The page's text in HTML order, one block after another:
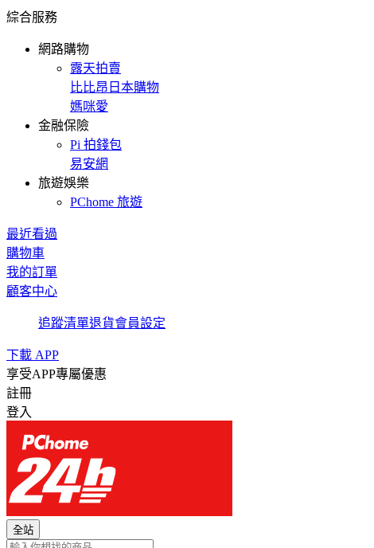
綜合服務
網路購物
露天拍賣
比比昂日本購物
媽咪愛
金融保險
Pi 拍錢包
易安網
旅遊娛樂
PChome 旅遊
最近看過
購物車
我的訂單
顧客中心
追蹤清單退貨會員設定
下載 APP
享受APP專屬優惠
註冊
登入
全站